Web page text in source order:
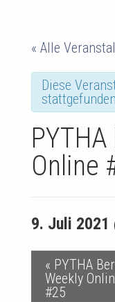
« Alle
Diese
Online
9. Juli 2021
« PYTHA
Weekly
#25